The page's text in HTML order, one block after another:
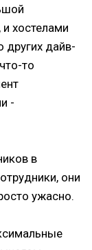
хостелами
других дайв-
то
-
в
они
ужасно.